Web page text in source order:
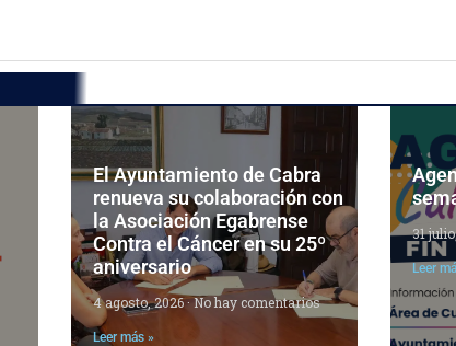
El Ayuntamiento de Cabra
renueva su colaboración con
la Asociación Egabrense
Contra el Cáncer en su 25º
aniversario
4 agosto, 2026 No hay comentarios
Leer más »
31
Leer